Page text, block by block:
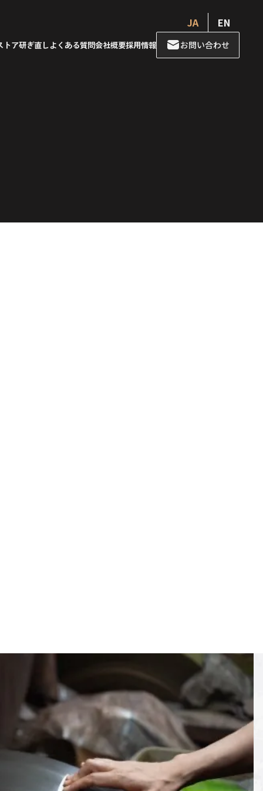
JA EN
トア研ぎ直しよくある質問会社概要採用情報 お問い合わせ